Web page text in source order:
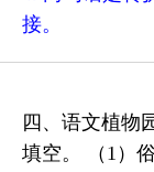
接。
四、语文植物
填空。 （1）